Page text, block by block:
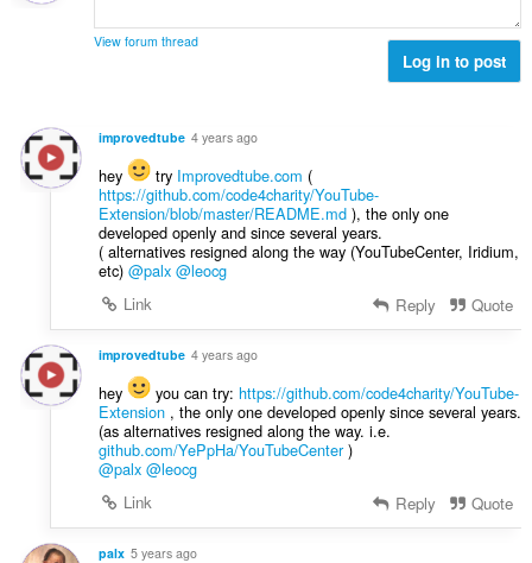
ч
і
н
ч
і
в
:
т
і
ю
в
а
ч
і
:
л
с
ь
о
ц
і
н
а
ч
і
в
:
View forum thread
Log in to post
improvedtube 4 years ago
hey try Improvedtube.com (
https://github.com/code4charity/YouTube-
Extension/blob/master/README.md), the only one
developed openly and since several years.
( alternatives resigned along the way (YouTubeCenter, Iridium,
etc) @palx @leocg
Link
Reply Quote
improvedtube 4 years ago
hey you can try: https://github.com/code4charity/YouTube-
Extension, the only one developed openly since several years.
(as alternatives resigned along the way. i.e.
github.com/YePpHa/YouTubeCenter)
@palx @leocg
Link
Reply Quote
palx 5 years ago